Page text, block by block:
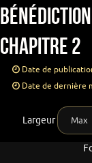
Chapitre 2
Date de
Date de dernière
Largeur